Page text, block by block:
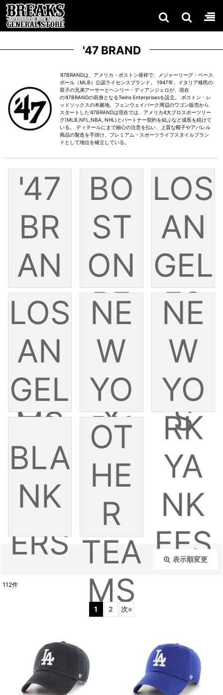
'47 BRAND
'47BRANDは、アメリカ・ボストン発祥で、メジャーリーグ・ベース
ボール（MLB）公認ライセンスブランド。 1947年、イタリア移民の
双子の兄弟アーサーとヘンリー・ディアンジェロが、現在
の'47BRANDの前身となるTwins Enterprisesを設立。 ボストン・レ
ッドソックスの本拠地、フェンウェイパーク周辺のワゴン販売から
スタートした’47BRANDは現在では、アメリカ4大プロスポーツリー
グ(MLB,NFL,NBA, NHL)とパートナー契約を結ぶなど成長を続けて
いる。 ディテールにまで細心の注意を払い、上質な帽子やアパレル
商品の製造を手掛け、プレミアム・スポーツライフスタイルブラン
ドとして地位を確立している。
'47
BR
AN
D［
ALL
ITE
MS
］
BO
ST
ON
RE
D
SO
X
LOS
AN
GEL
ES
AN
GEL
S
LOS
AN
GEL
ES
DO
DG
ERS
NE
W
YO
RK
ME
TS
NE
W
YO
RK
YA
NK
EES
BLA
NK
OT
HE
R
TEA
MS
表示順変更
112件
1 2 次»